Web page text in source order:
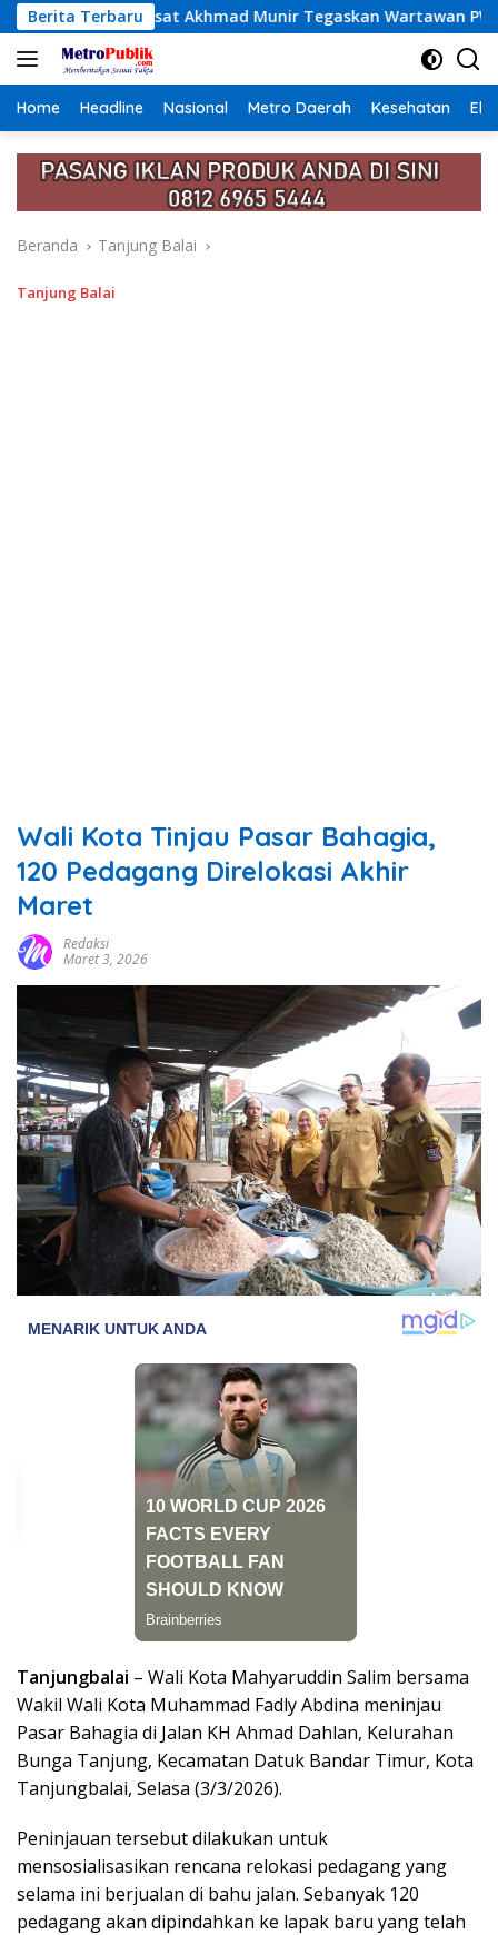
Langsung
ke
konten
Berita Terbaru
Munir Tegaskan Wartawan PWI Jangan Terlibat Narkoba
Home Headline Nasional Metro Daerah Kesehatan
Beranda Tanjung Balai
Tanjung Balai
Wali Kota Tinjau Pasar Bahagia,
120 Pedagang Direlokasi Akhir
Maret
Redaksi
Maret 3, 2026
Tanjungbalai – Wali Kota Mahyaruddin Salim bersama
Wakil Wali Kota Muhammad Fadly Abdina meninjau
Pasar Bahagia di Jalan KH Ahmad Dahlan, Kelurahan
Bunga Tanjung, Kecamatan Datuk Bandar Timur, Kota
Tanjungbalai, Selasa (3/3/2026).
Peninjauan tersebut dilakukan untuk
mensosialisasikan rencana relokasi pedagang yang
selama ini berjualan di bahu jalan. Sebanyak 120
pedagang akan dipindahkan ke lapak baru yang telah